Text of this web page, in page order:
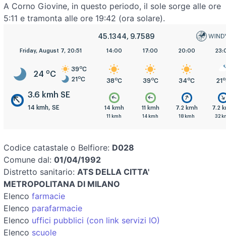
A Corno Giovine, in questo periodo, il sole sorge alle ore
5:11 e tramonta alle ore 19:42 (ora solare).
45.1344, 9.7589
Friday, August 7, 20:51
24 oC
39oC
21 oC
3.6 kmh SE
14 kmh, SE
kmh
8:00
7.2 kmh
11:00
33oC
14:00
38 oC
14 kmh
11 kmh
17:00
39oC
11 kmh
14 kmh
20:00
34 oC
7.2 kmh
18 kmh
21 o
7.2
32
Codice catastale o Belfiore: D028
Comune dal: 01/04/1992
Distretto sanitario: ATS DELLA CITTA'
METROPOLITANA DI MILANO
Elenco farmacie
Elenco parafarmacie
Elenco uffici pubblici (con link servizi IO)
Elenco scuole